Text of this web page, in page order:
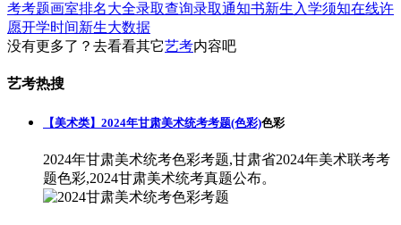
考考题画室排名大全录取查询录取通知书新生入学须知在线许
愿开学时间新生大数据
没有更多了？去看看其它艺考内容吧
艺考热搜
【美术类】2024年甘肃美术统考考题(色彩)色彩
2024年甘肃美术统考色彩考题,甘肃省2024年美术联考考
题色彩,2024甘肃美术统考真题公布。